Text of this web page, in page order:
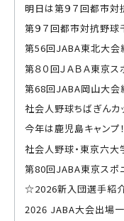
明日は第９７回都市対
第９７回都市対抗野球
第56回JABA東北大会
第８０回ＪＡＢＡ東京
第68回JABA岡山大会
社会人野球ちばぎんカ
今年は鹿児島キャンプ！
社会人野球・東京六大
第80回JABA東京スポ
☆2026新入団選手紹
2026 JABA大会出場